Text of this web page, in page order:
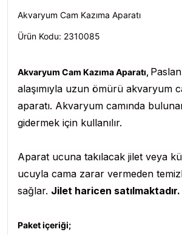
Akvaryum Cam Kazıma Aparatı
Ürün Kodu: 2310085
Akvaryum Cam Kazıma Aparatı,
alaşımıyla uzun ömürü akvaryum
aparatı. Akvaryum camında
gidermek için kullanılır.
Aparat ucuna takılacak jilet veya
ucuyla cama zarar vermeden
sağlar. Jilet haricen satılmaktadır.
Paket içeriği;